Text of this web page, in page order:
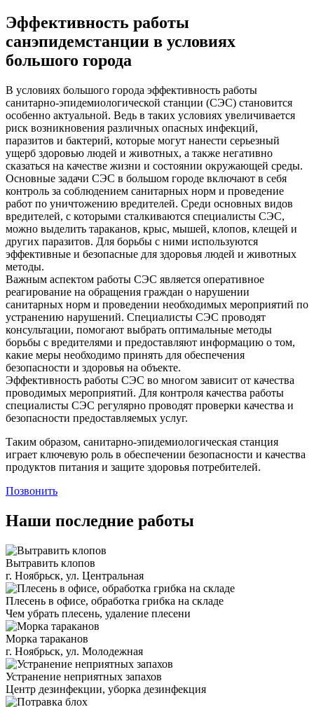
Эффективность работы
санэпидемстанции в условиях
большого города
В условиях большого города эффективность работы
санитарно-эпидемиологической станции (СЭС) становится
особенно актуальной. Ведь в таких условиях увеличивается
риск возникновения различных опасных инфекций,
паразитов и бактерий, которые могут нанести серьезный
ущерб здоровью людей и животных, а также негативно
сказаться на качестве жизни и состоянии окружающей среды.
Основные задачи СЭС в большом городе включают в себя
контроль за соблюдением санитарных норм и проведение
работ по уничтожению вредителей. Среди основных видов
вредителей, с которыми сталкиваются специалисты СЭС,
можно выделить тараканов, крыс, мышей, клопов, клещей и
других паразитов. Для борьбы с ними используются
эффективные и безопасные для здоровья людей и животных
методы.
Важным аспектом работы СЭС является оперативное
реагирование на обращения граждан о нарушении
санитарных норм и проведении необходимых мероприятий по
устранению нарушений. Специалисты СЭС проводят
консультации, помогают выбрать оптимальные методы
борьбы с вредителями и предоставляют информацию о том,
какие меры необходимо принять для обеспечения
безопасности и здоровья на объекте.
Эффективность работы СЭС во многом зависит от качества
проводимых мероприятий. Для контроля качества работы
специалисты СЭС регулярно проводят проверки качества и
безопасности предоставляемых услуг.
Таким образом, санитарно-эпидемиологическая станция
играет ключевую роль в обеспечении безопасности и качества
продуктов питания и защите здоровья потребителей.
Позвонить
Наши последние работы
Вытравить клопов
г. Ноябрьск, ул. Центральная
Плесень в офисе, обработка грибка на складе
Чем убрать плесень, удаление плесени
Морка тараканов
г. Ноябрьск, ул. Молодежная
Устранение неприятных запахов
Центр дезинфекции, уборка дезинфекция